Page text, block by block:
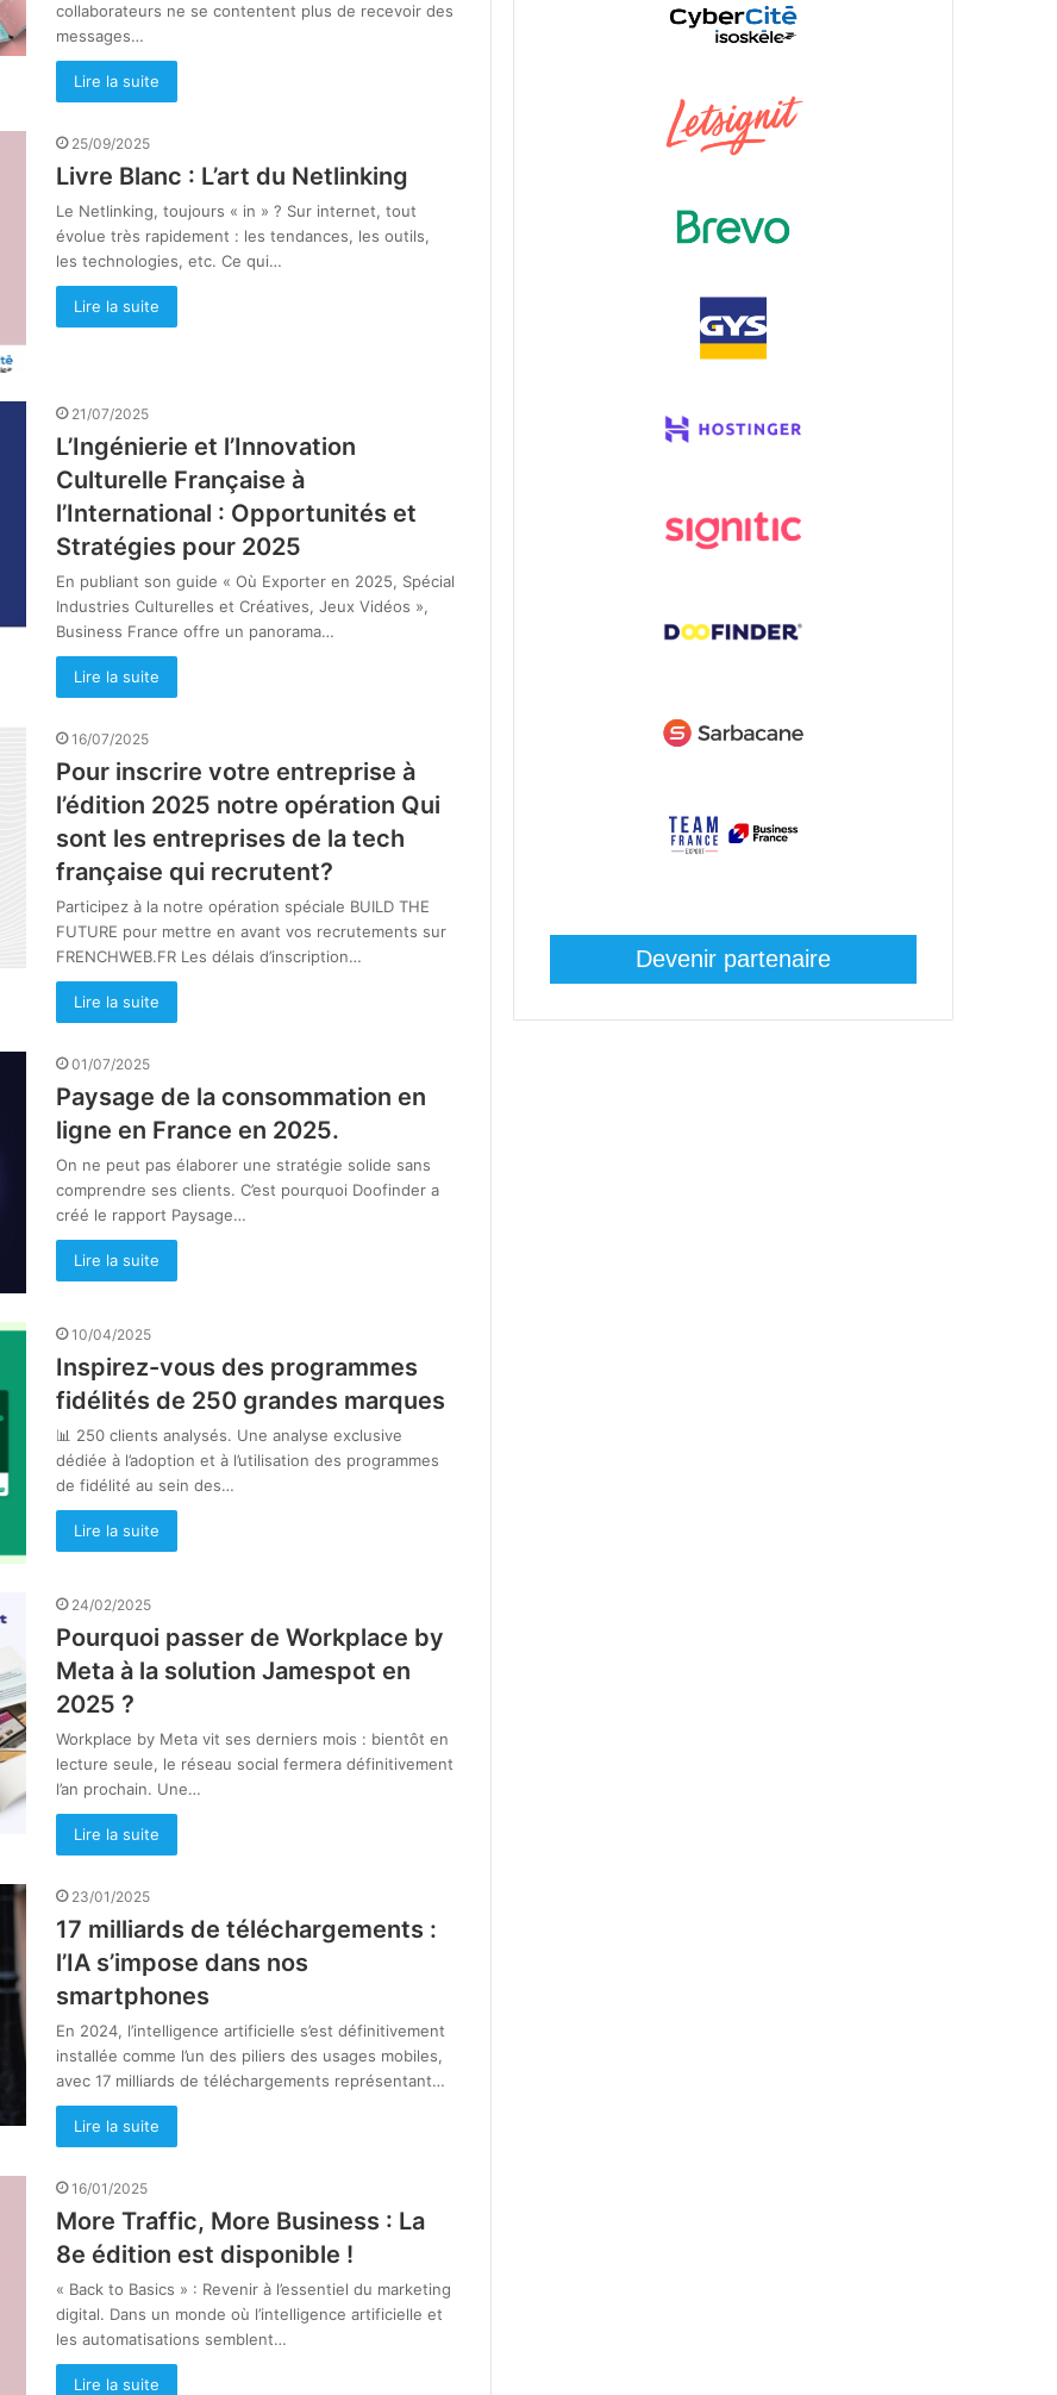
collaborateurs ne se contentent plus de recevoir des
messages…
Lire la suite
25/09/2025
Livre Blanc : L’art du Netlinking
Le Netlinking, toujours « in » ? Sur internet, tout
évolue très rapidement : les tendances, les outils,
les technologies, etc. Ce qui…
Lire la suite
21/07/2025
L’Ingénierie et l’Innovation
Culturelle Française à
l’International : Opportunités et
Stratégies pour 2025
En publiant son guide « Où Exporter en 2025, Spécial
Industries Culturelles et Créatives, Jeux Vidéos »,
Business France offre un panorama…
Lire la suite
16/07/2025
Pour inscrire votre entreprise à
l’édition 2025 notre opération Qui
sont les entreprises de la tech
française qui recrutent?
Participez à la notre opération spéciale BUILD THE
FUTURE pour mettre en avant vos recrutements sur
FRENCHWEB.FR Les délais d’inscription…
Lire la suite
01/07/2025
Paysage de la consommation en
ligne en France en 2025.
On ne peut pas élaborer une stratégie solide sans
comprendre ses clients. C’est pourquoi Doofinder a
créé le rapport Paysage…
Lire la suite
10/04/2025
Inspirez-vous des programmes
fidélités de 250 grandes marques
📊 250 clients analysés. Une analyse exclusive
dédiée à l’adoption et à l’utilisation des programmes
de fidélité au sein des…
Lire la suite
24/02/2025
Pourquoi passer de Workplace by
Meta à la solution Jamespot en
2025 ?
Workplace by Meta vit ses derniers mois : bientôt en
lecture seule, le réseau social fermera définitivement
l’an prochain. Une…
Lire la suite
23/01/2025
17 milliards de téléchargements :
l’IA s’impose dans nos
smartphones
En 2024, l’intelligence artificielle s’est définitivement
installée comme l’un des piliers des usages mobiles,
avec 17 milliards de téléchargements représentant…
Lire la suite
16/01/2025
More Traffic, More Business : La
8e édition est disponible !
« Back to Basics » : Revenir à l’essentiel du marketing
digital. Dans un monde où l’intelligence artificielle et
les automatisations semblent…
Lire la suite
Devenir partenaire